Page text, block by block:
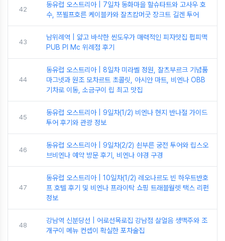
42
동유럽 오스트리아 | 7일차 동화마을 할슈타트와 고사우 호
수, 쯔뵐프호른 케이블카와 잘츠캄머굿 장크트 길겐 투어
43
남위례역 | 얇고 바삭한 씬도우가 매력적인 피자맛집 펍피맥
PUB PI Mc 위례점 후기
44
동유럽 오스트리아 | 8일차 미라벨 정원, 잘츠부르크 기념품
마그넷과 원조 모차르트 초콜릿, 아시안 마트, 비엔나 OBB
기차로 이동, 소금구이 립 최고 맛집
45
동유럽 오스트리아 | 9일차(1/2) 비엔나 현지 반나절 가이드
투어 후기와 관광 정보
46
동유럽 오스트리아 | 9일차(2/2) 쇤부른 궁전 투어와 립스오
브비엔나 예약 방문 후기, 비엔나 야경 구경
47
동유럽 오스트리아 | 10일차(1/2) 레오나르도 빈 하우트반호
프 호텔 후기 및 비엔나 프라이탁 쇼핑 트래블월렛 택스 리펀
정보
48
강남역 신분당선 | 어로선목로집 강남점 살얼음 생맥주와 조
개구이 메뉴 컨셉이 확실한 포차술집